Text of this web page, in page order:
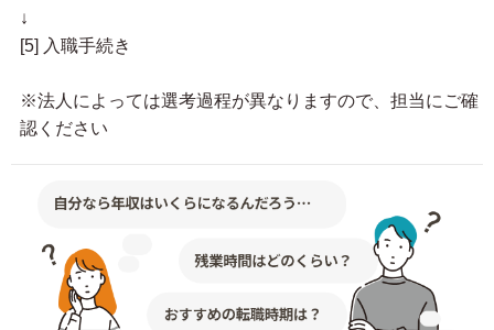
↓
[5] 入職手続き
※法人によっては選考過程が異なりますので、担当にご確
認ください